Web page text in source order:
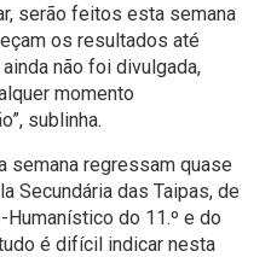
serão feitos esta semana
os resultados até
não foi divulgada,
momento
sublinha.
semana regressam quase
Secundária das Taipas, de
do 11.º e do
é difícil indicar nesta